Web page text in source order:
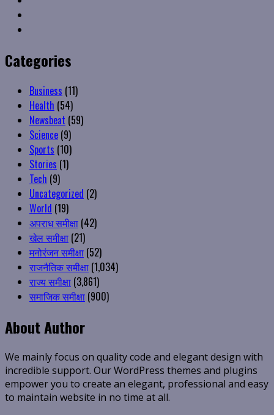
Categories
Business (11)
Health (54)
Newsbeat (59)
Science (9)
Sports (10)
Stories (1)
Tech (9)
Uncategorized (2)
World (19)
अपराध समीक्षा (42)
खेल समीक्षा (21)
मनोरंजन समीक्षा (52)
राजनैतिक समीक्षा (1,034)
राज्य समीक्षा (3,861)
समाजिक समीक्षा (900)
About Author
We mainly focus on quality code and elegant design with
incredible support. Our WordPress themes and plugins
empower you to create an elegant, professional and easy
to maintain website in no time at all.